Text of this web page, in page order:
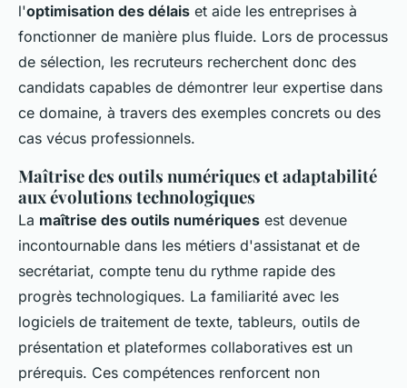
l'optimisation des délais et aide les entreprises à
fonctionner de manière plus fluide. Lors de processus
de sélection, les recruteurs recherchent donc des
candidats capables de démontrer leur expertise dans
ce domaine, à travers des exemples concrets ou des
cas vécus professionnels.
Maîtrise des outils numériques et adaptabilité
aux évolutions technologiques
La maîtrise des outils numériques est devenue
incontournable dans les métiers d'assistanat et de
secrétariat, compte tenu du rythme rapide des
progrès technologiques. La familiarité avec les
logiciels de traitement de texte, tableurs, outils de
présentation et plateformes collaboratives est un
prérequis. Ces compétences renforcent non